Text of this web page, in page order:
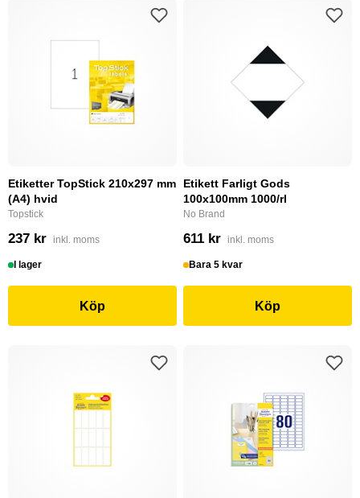
Etiketter TopStick 210x297 mm
(A4) hvid
Topstick
237 kr inkl. moms
I lager
Köp
Etikett Farligt Gods
100x100mm 1000/rl
No Brand
611 kr inkl. moms
Bara 5 kvar
Köp